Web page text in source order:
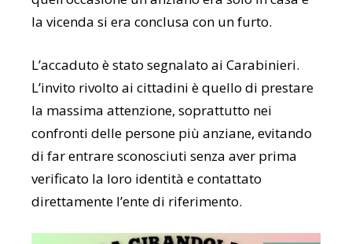
la vicenda si era conclusa con un furto.
L’accaduto è stato segnalato ai Carabinieri.
L’invito rivolto ai cittadini è quello di prestare
la massima attenzione, soprattutto nei
confronti delle persone più anziane, evitando
di far entrare sconosciuti senza aver prima
verificato la loro identità e contattato
direttamente l’ente di riferimento.